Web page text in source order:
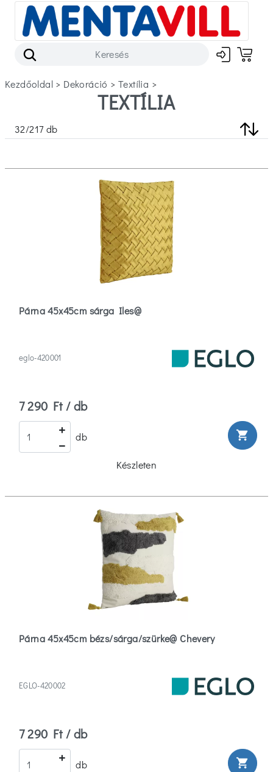
Kezdőoldal> dekoráció > textília >
TEXTÍLIA
32/217db
Párna 45x45cm sárga Iles@
eglo-420001
7 290 Ft / db
db shopping_cart
Készleten
Párna 45x45cm bézs/sárga/szürke@ Chevery
EGLO-420002
7 290 Ft / db
db shopping_cart